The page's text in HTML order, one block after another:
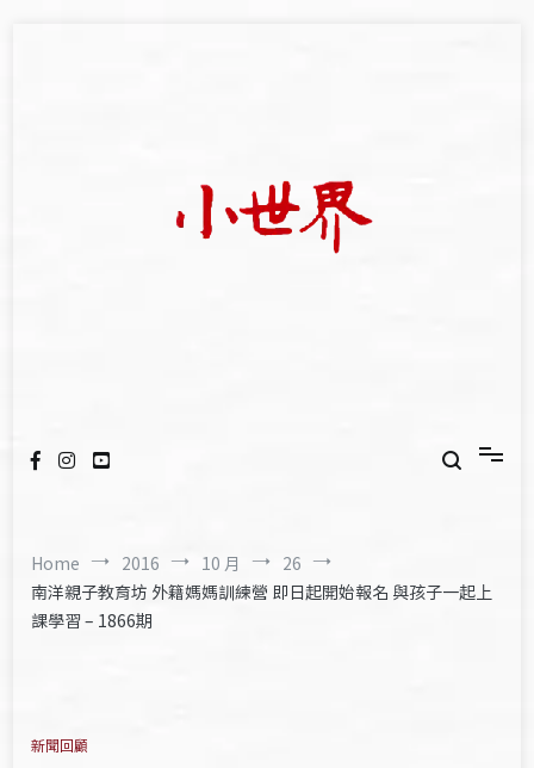
Home 2016 10 月
26
南洋親子教育坊 外籍媽媽訓練營 即日起開始報名 與孩子一起上
課學習 – 1866期
新聞回顧